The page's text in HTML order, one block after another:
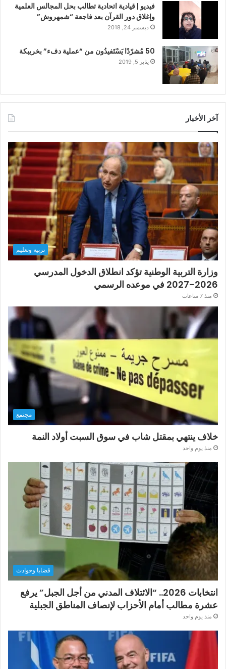
فيديو | قيادية اتحادية تطالب بحل المجالس العلمية
وإغلاق دور القرآن بعد فاجعة “شمهروش”
ديسمبر 24, 2018
50 مُشرّدًا يَسْتَفيدُون من “عملية دفء” بخريبكة
يناير 5, 2019
آخر الأخبار
تربية وتعليم
وزارة التربية الوطنية تؤكد انطلاق الدخول المدرسي
2026-2027 في موعده الرسمي
منذ 7 ساعات
مجتمع
خلاف ينتهي بمقتل شاب في سوق السبت أولاد النمة
منذ يوم واحد
قضايا وحوادث
انتخابات 2026.. “الائتلاف المدني من أجل الجبل” يرفع
عشرة مطالب أمام الأحزاب لإنصاف المناطق الجبلية
منذ يوم واحد